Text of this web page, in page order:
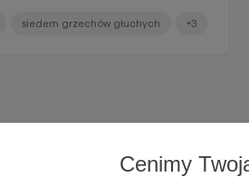
Cenimy
siedem grzechów głuchych +3